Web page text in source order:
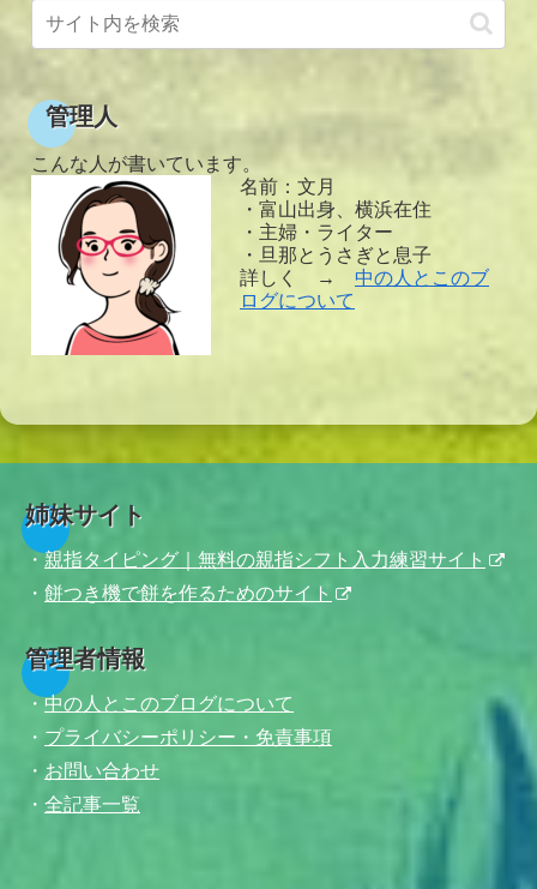
管理人
こんな人が書いています。
名前：文月
・富山出身、横浜在住
・主婦・ライター
・旦那とうさぎと息子
詳しく → 中の人とこのブ
ログについて
姉妹サイト
・親指タイピング｜無料の親指シフト入力練習サイト
・ 餅つき機で餅を作るためのサイト
管理者情報
・中の人とこのブログについて
・ プライバシーポリシー・免責事項
・ お問い合わせ
・ 全記事一覧